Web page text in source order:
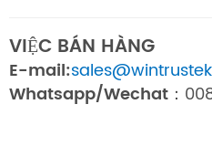
VIỆC BÁN HÀNG
E-mail:
Whatsapp/Wechat：